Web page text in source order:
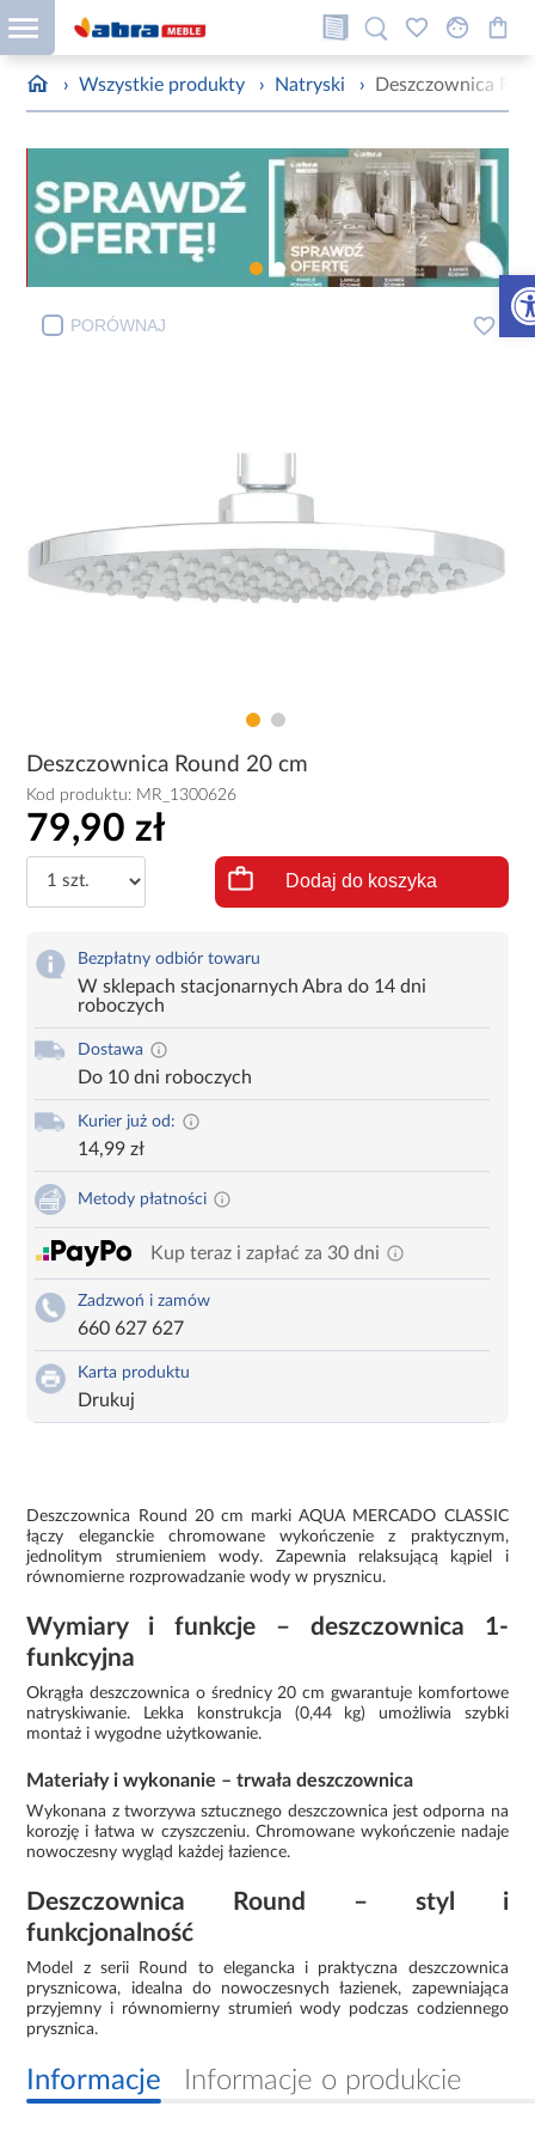
› Wszystkie produkty › Natryski › Deszczownica
PORÓWNAJ
Deszczownica Round 20 cm
Kod produktu: MR_1300626
79,90 zł
Dodaj do koszyka
Bezpłatny odbiór towaru
W sklepach stacjonarnych Abra do 14 dni
roboczych
Dostawa
Do 10 dni roboczych
Kurier już od:
14,99 zł
Metody płatności
Kup teraz i zapłać za 30 dni
Zadzwoń i zamów
660 627 627
Karta produktu
Drukuj
Deszczownica Round 20 cm marki AQUA MERCADO CLASSIC
łączy eleganckie chromowane wykończenie z praktycznym,
jednolitym strumieniem wody. Zapewnia relaksującą kąpiel i
równomierne rozprowadzanie wody w prysznicu.
Wymiary i funkcje – deszczownica 1-
funkcyjna
Okrągła deszczownica o średnicy 20 cm gwarantuje komfortowe
natryskiwanie. Lekka konstrukcja (0,44 kg) umożliwia szybki
montaż i wygodne użytkowanie.
Materiały i wykonanie – trwała deszczownica
Wykonana z tworzywa sztucznego deszczownica jest odporna na
korozję i łatwa w czyszczeniu. Chromowane wykończenie nadaje
nowoczesny wygląd każdej łazience.
Deszczownica Round – styl i
funkcjonalność
Model z serii Round to elegancka i praktyczna deszczownica
prysznicowa, idealna do nowoczesnych łazienek, zapewniająca
przyjemny i równomierny strumień wody podczas codziennego
prysznica.
Informacje Informacje o produkcie